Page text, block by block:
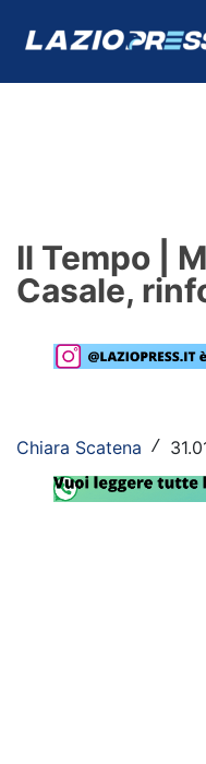
Formello
Primavera
Lazio Women
Il Tempo |
Casale,
Chiara Scatena /